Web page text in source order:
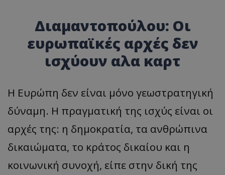
Διαμαντοπούλου: Οι
ευρωπαϊκές αρχές δεν
ισχύουν αλα καρτ
Η Ευρώπη δεν είναι μόνο γεωστρατηγική
δύναμη. Η πραγματική της ισχύς είναι οι
αρχές της: η δημοκρατία, τα ανθρώπινα
δικαιώματα, το κράτος δικαίου και η
κοινωνική συνοχή, είπε στην δική της